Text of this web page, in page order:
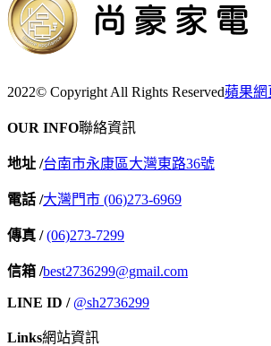
2022© Copyright All Rights Reserved蘋果網
OUR INFO聯絡資訊
地址 /台南市永康區大灣東路36號
電話 /大灣門市 (06)273-6969
傳真 /(06)273-7299
信箱 /best2736299@gmail.com
LINE ID / @sh2736299
Links網站資訊